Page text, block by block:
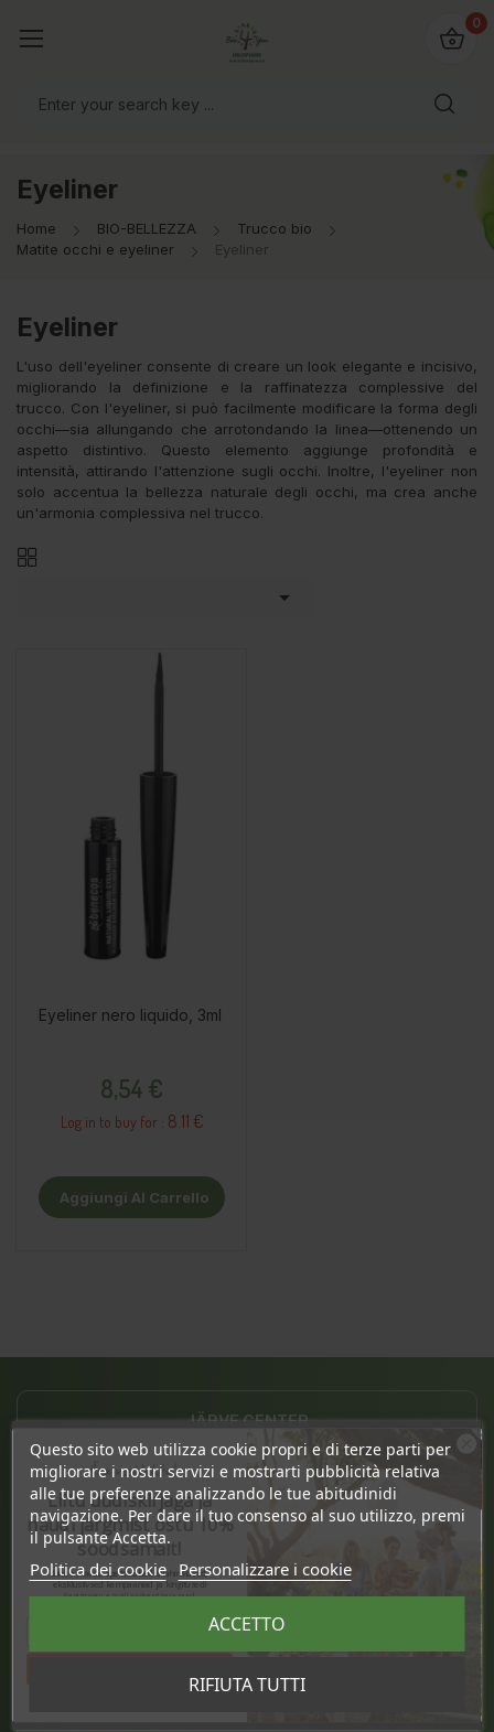
mondo!
0
Eyeliner
Home BIO-BELLEZZA
Trucco bio
Matite occhi e eyeliner
Eyeliner
Eyeliner
L'uso dell'eyeliner consente di creare un look elegante e incisivo,
migliorando la definizione e la raffinatezza complessive del
trucco. Con l'eyeliner, si può facilmente modificare la forma degli
occhi—sia allungando che arrotondando la linea—ottenendo un
aspetto distintivo. Questo elemento aggiunge profondità e
intensità, attirando l'attenzione sugli occhi. Inoltre, l'eyeliner non
solo accentua la bellezza naturale degli occhi, ma crea anche
un'armonia complessiva nel trucco.

Eyeliner nero liquido, 3ml
8,54 €
Log in to buy for : 8.11 €
Aggiungi Al Carrello
JÄRVE CENTER
Pärnu mnt. 238, 11624 Tallinn
Mon-Sat 10-21, Sun 10-19
info@bio4you.eu
Questo sito web utilizza cookie propri e di terze parti per
migliorare i nostri servizi e mostrarti pubblicità relativa
alle tue preferenze analizzando le tue abitudinidi
navigazione. Per dare il tuo consenso al suo utilizzo, premi
il pulsante Accetta.
Politica dei cookie Personalizzare i cookie
RIFIUTA TUTTI
ACCETTO
Ära veel lahku!
Liitu uudiskirjaga ja
naudi järgmist ostu 10%
soodsamalt!
Sind ootavad spetsiaalsed allahindlused,
eksklusiivsed kampaaniad ja kingitused!
Registreeru e-maili aadressiga ja saad